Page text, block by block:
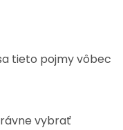
tieto pojmy vôbec
vybrať